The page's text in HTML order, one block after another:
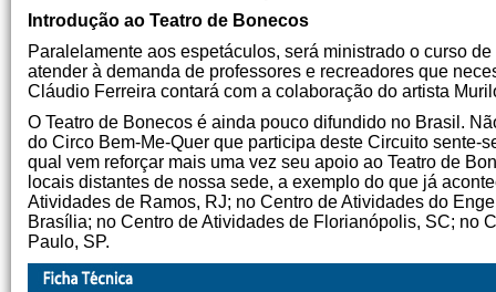
Introdução ao Teatro de Bonecos
Paralelamente aos espetáculos, será ministrado o curso
atender à demanda de professores e recreadores que
Cláudio Ferreira contará com a colaboração do artista
O Teatro de Bonecos é ainda pouco difundido no Brasil.
do Circo Bem-Me-Quer que participa deste Circuito
qual vem reforçar mais uma vez seu apoio ao Teatro de
locais distantes de nossa sede, a exemplo do que já
Atividades de Ramos, RJ; no Centro de Atividades do
Brasília; no Centro de Atividades de Florianópolis, SC; no
Paulo, SP.